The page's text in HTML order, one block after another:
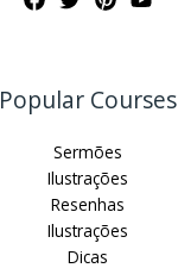
Popular Courses
Sermões
Ilustrações
Resenhas
Ilustrações
Dicas